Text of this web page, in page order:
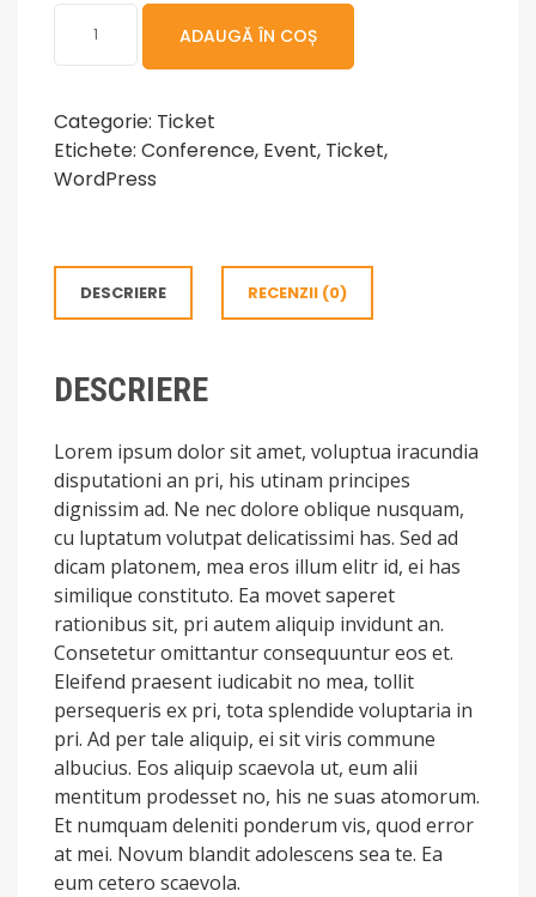
Cantitate
Personal
ADAUGĂ ÎN COȘ
Categorie: Ticket
Etichete: Conference, Event, Ticket,
WordPress
DESCRIERE RECENZII (0)
DESCRIERE
Lorem ipsum dolor sit amet, voluptua iracundia
disputationi an pri, his utinam principes
dignissim ad. Ne nec dolore oblique nusquam,
cu luptatum volutpat delicatissimi has. Sed ad
dicam platonem, mea eros illum elitr id, ei has
similique constituto. Ea movet saperet
rationibus sit, pri autem aliquip invidunt an.
Consetetur omittantur consequuntur eos et.
Eleifend praesent iudicabit no mea, tollit
persequeris ex pri, tota splendide voluptaria in
pri. Ad per tale aliquip, ei sit viris commune
albucius. Eos aliquip scaevola ut, eum alii
mentitum prodesset no, his ne suas atomorum.
Et numquam deleniti ponderum vis, quod error
at mei. Novum blandit adolescens sea te. Ea
eum cetero scaevola.